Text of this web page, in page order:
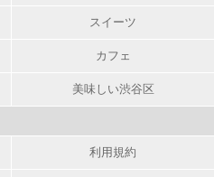
スイーツ
カフェ
美味しい渋谷区
利用規約